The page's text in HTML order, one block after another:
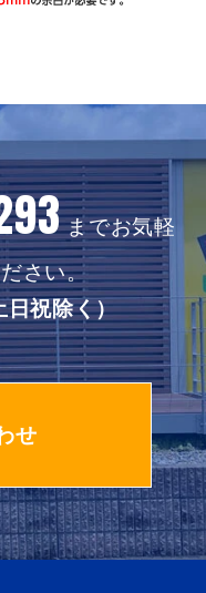
までお気軽
さい。
祝除く）
せ